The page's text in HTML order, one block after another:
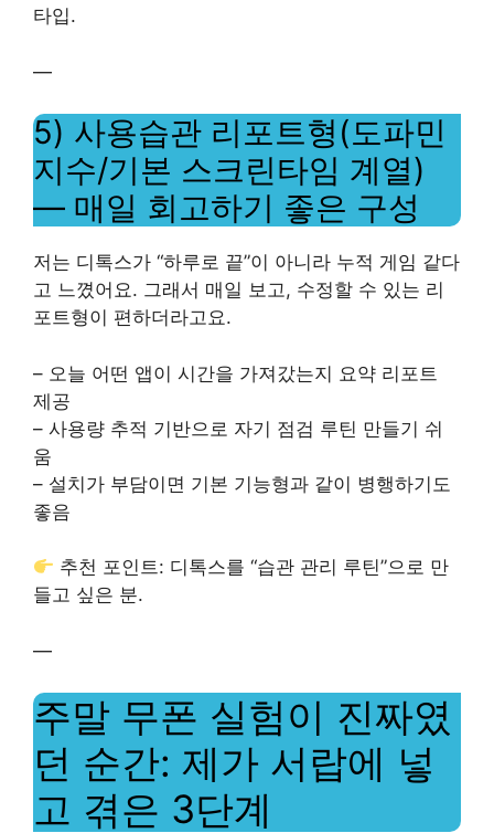
타입.
—
5) 사용습관 리포트형(도파민
지수/기본 스크린타임 계열)
— 매일 회고하기 좋은 구성
저는 디톡스가 “하루로 끝”이 아니라 누적 게임 같다
고 느꼈어요. 그래서 매일 보고, 수정할 수 있는 리
포트형이 편하더라고요.
– 오늘 어떤 앱이 시간을 가져갔는지 요약 리포트
제공
– 사용량 추적 기반으로 자기 점검 루틴 만들기 쉬
움
– 설치가 부담이면 기본 기능형과 같이 병행하기도
좋음
추천 포인트: 디톡스를 “습관 관리 루틴”으로 만
들고 싶은 분.
—
주말 무폰 실험이 진짜였
던 순간: 제가 서랍에 넣
고 겪은 3단계